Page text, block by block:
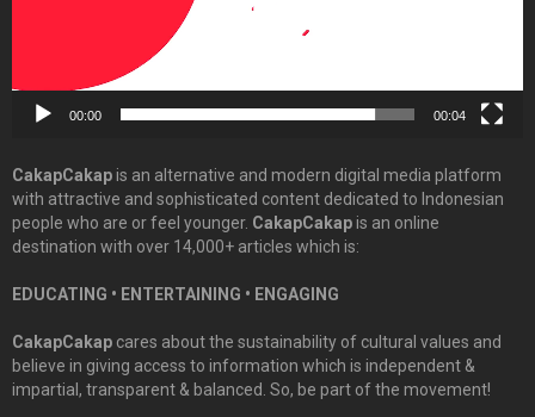
00:00 00:04
CakapCakapis an alternative and modern digital media platform
with attractive and sophisticated content dedicated to Indonesian
people who are or feel younger. CakapCakapis an online
destination with over 14,000+ articles which is:
EDUCATING • ENTERTAINING • ENGAGING
CakapCakap cares about the sustainability of cultural values and
believe in giving access to information which is independent &
impartial, transparent & balanced. So, be part of the movement!